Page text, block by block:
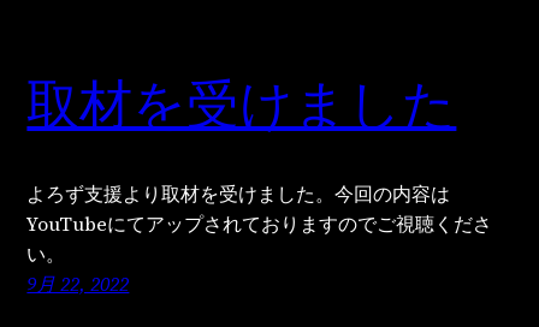
取材を受けました
よろず支援より取材を受けました。今回の内容は
YouTubeにてアップされておりますのでご視聴くださ
い。
9月 22, 2022